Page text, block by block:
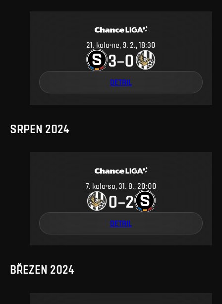
21. kolo ne, 9. 2., 18:30
3–0
DETAIL
SRPEN 2024
7. kolo so, 31. 8., 20:00
0–2
DETAIL
BŘEZEN 2024